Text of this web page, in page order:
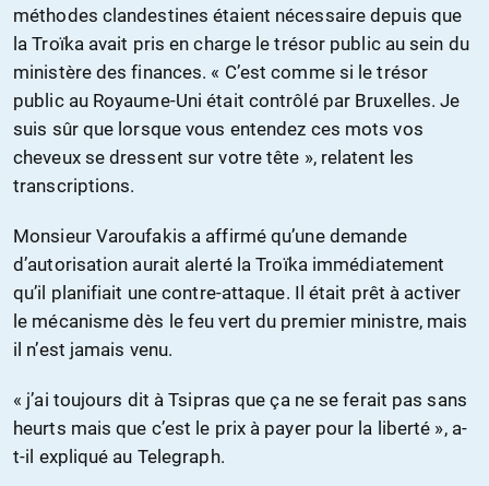
méthodes clandestines étaient nécessaire depuis que
la Troïka avait pris en charge le trésor public au sein du
ministère des finances. « C’est comme si le trésor
public au Royaume-Uni était contrôlé par Bruxelles. Je
suis sûr que lorsque vous entendez ces mots vos
cheveux se dressent sur votre tête », relatent les
transcriptions.
Monsieur Varoufakis a affirmé qu’une demande
d’autorisation aurait alerté la Troïka immédiatement
qu’il planifiait une contre-attaque. Il était prêt à activer
le mécanisme dès le feu vert du premier ministre, mais
il n’est jamais venu.
« j’ai toujours dit à Tsipras que ça ne se ferait pas sans
heurts mais que c’est le prix à payer pour la liberté », a-
t-il expliqué au Telegraph.